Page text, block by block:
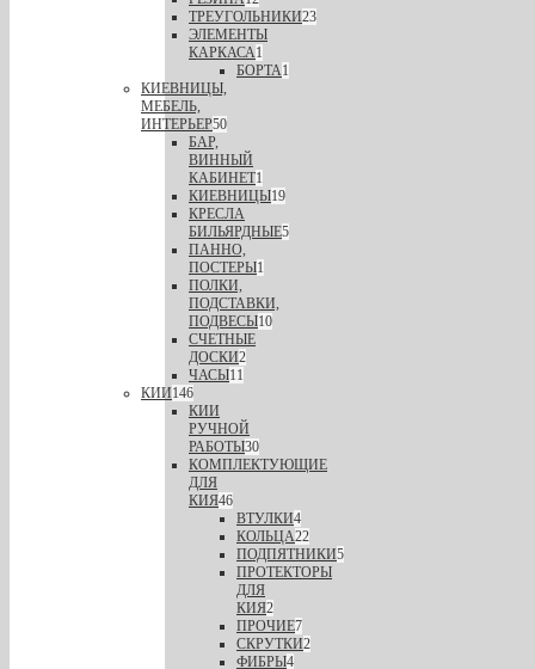
ТРЕУГОЛЬНИКИ23
ЭЛЕМЕНТЫ
КАРКАСА1
БОРТА1
КИЕВНИЦЫ,
МЕБЕЛЬ,
ИНТЕРЬЕР50
БАР,
ВИННЫЙ
КАБИНЕТ1
КИЕВНИЦЫ19
КРЕСЛА
БИЛЬЯРДНЫЕ5
ПАННО,
ПОСТЕРЫ1
ПОЛКИ,
ПОДСТАВКИ,
ПОДВЕСЫ10
СЧЕТНЫЕ
ДОСКИ2
ЧАСЫ11
КИИ146
КИИ
РУЧНОЙ
РАБОТЫ30
КОМПЛЕКТУЮЩИЕ
ДЛЯ
КИЯ46
ВТУЛКИ4
КОЛЬЦА22
ПОДПЯТНИКИ5
ПРОТЕКТОРЫ
ДЛЯ
КИЯ2
ПРОЧИЕ7
СКРУТКИ2
ФИБРЫ4